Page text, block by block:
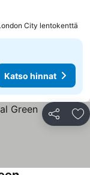
City lentokenttä
Katso hinnat
Jaa